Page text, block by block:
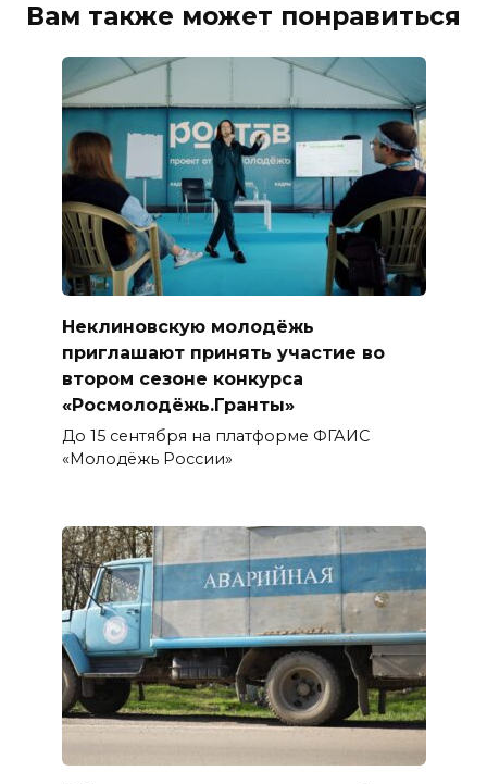
Вам также может понравиться
Неклиновскую молодёжь
приглашают принять участие во
втором сезоне конкурса
«Росмолодёжь.Гранты»
До 15 сентября на платформе ФГАИС
«Молодёжь России»